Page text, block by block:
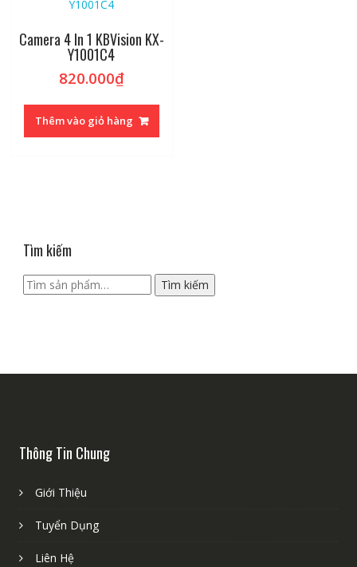
Camera 4 In 1 KBVision KX-
Y1001C4
820.000₫
Thêm vào giỏ hàng
Tìm kiếm
Tìm
kiếm:
Tìm kiếm
Thông Tin Chung
Giới Thiệu
Tuyển Dụng
Liên Hệ